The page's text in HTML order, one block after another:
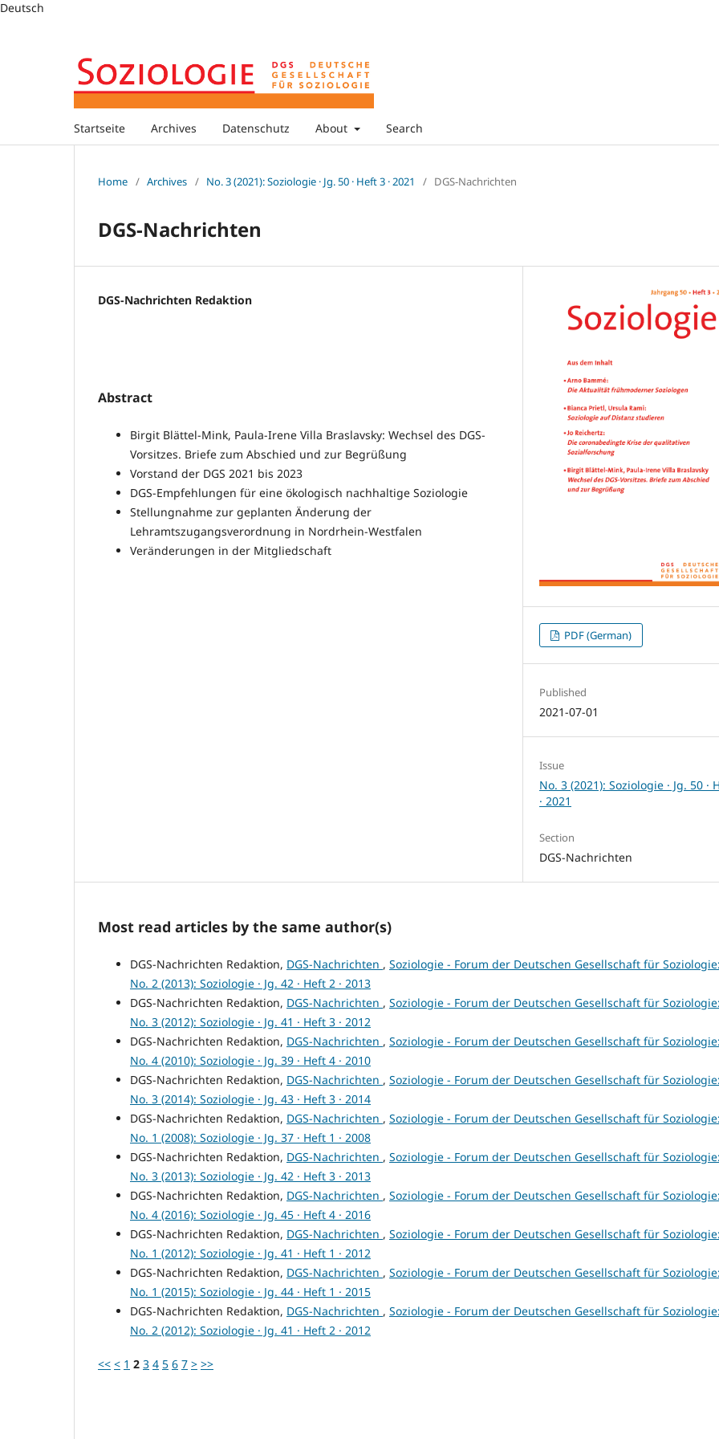
Deutsch
Startseite Archives Datenschutz About Search
Home / Archives / No. 3 (2021): Soziologie · Jg. 50 · Heft 3 · 2021 / DGS-Nachrichten
DGS-Nachrichten
DGS-Nachrichten Redaktion
Abstract
Birgit Blättel-Mink, Paula-Irene Villa Braslavsky: Wechsel des DGS-
Vorsitzes. Briefe zum Abschied und zur Begrüßung
Vorstand der DGS 2021 bis 2023
DGS-Empfehlungen für eine ökologisch nachhaltige Soziologie
Stellungnahme zur geplanten Änderung der
Lehramtszugangsverordnung in Nordrhein-Westfalen
Veränderungen in der Mitgliedschaft
PDF (German)
Published
2021-07-01
Issue
No. 3 (2021): Soziologie · Jg. 50 ·
· 2021
Section
DGS-Nachrichten
Most read articles by the same author(s)
DGS-Nachrichten Redaktion, DGS-Nachrichten , Soziologie - Forum der Deutschen Gesellschaft für Soziologie:
No. 2 (2013): Soziologie · Jg. 42 · Heft 2 · 2013
DGS-Nachrichten Redaktion, DGS-Nachrichten , Soziologie - Forum der Deutschen Gesellschaft für Soziologie:
No. 3 (2012): Soziologie · Jg. 41 · Heft 3 · 2012
DGS-Nachrichten Redaktion, DGS-Nachrichten , Soziologie - Forum der Deutschen Gesellschaft für Soziologie:
No. 4 (2010): Soziologie · Jg. 39 · Heft 4 · 2010
DGS-Nachrichten Redaktion, DGS-Nachrichten , Soziologie - Forum der Deutschen Gesellschaft für Soziologie:
No. 3 (2014): Soziologie · Jg. 43 · Heft 3 · 2014
DGS-Nachrichten Redaktion, DGS-Nachrichten , Soziologie - Forum der Deutschen Gesellschaft für Soziologie:
No. 1 (2008): Soziologie · Jg. 37 · Heft 1 · 2008
DGS-Nachrichten Redaktion, DGS-Nachrichten , Soziologie - Forum der Deutschen Gesellschaft für Soziologie:
No. 3 (2013): Soziologie · Jg. 42 · Heft 3 · 2013
DGS-Nachrichten Redaktion, DGS-Nachrichten , Soziologie - Forum der Deutschen Gesellschaft für Soziologie:
No. 4 (2016): Soziologie · Jg. 45 · Heft 4 · 2016
DGS-Nachrichten Redaktion, DGS-Nachrichten , Soziologie - Forum der Deutschen Gesellschaft für Soziologie:
No. 1 (2012): Soziologie · Jg. 41 · Heft 1 · 2012
DGS-Nachrichten Redaktion, DGS-Nachrichten , Soziologie - Forum der Deutschen Gesellschaft für Soziologie:
No. 1 (2015): Soziologie · Jg. 44 · Heft 1 · 2015
DGS-Nachrichten Redaktion, DGS-Nachrichten , Soziologie - Forum der Deutschen Gesellschaft für Soziologie:
No. 2 (2012): Soziologie · Jg. 41 · Heft 2 · 2012
<< < 1 2 3 4 5 6 7 > >>